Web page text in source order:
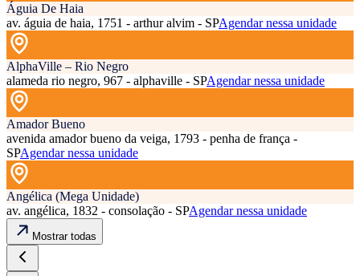
Águia De Haia
av. águia de haia, 1751 - arthur alvim - SPAgendar nessa unidade
AlphaVille – Rio Negro
alameda rio negro, 967 - alphaville - SPAgendar nessa unidade
Amador Bueno
avenida amador bueno da veiga, 1793 - penha de frança -
SPAgendar nessa unidade
Angélica (Mega Unidade)
av. angélica, 1832 - consolação - SPAgendar nessa unidade
Mostrar todas